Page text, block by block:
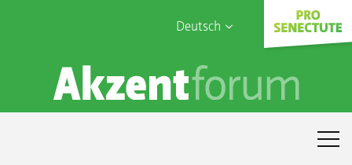
Deutsch
English
Français
Sophia Care